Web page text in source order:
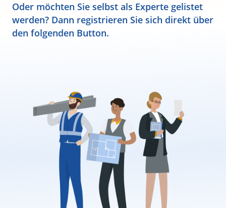
Oder möchten Sie selbst als Experte gelistet
werden? Dann registrieren Sie sich direkt über
den folgenden Button.